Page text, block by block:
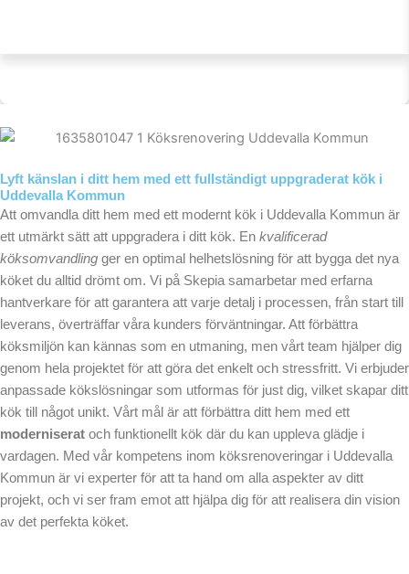
Lyft känslan i ditt hem med ett fullständigt uppgraderat kök i
Uddevalla Kommun
Att omvandla ditt hem med ett modernt kök i Uddevalla Kommun är
ett utmärkt sätt att uppgradera i ditt kök. En kvalificerad
köksomvandling ger en optimal helhetslösning för att bygga det nya
köket du alltid drömt om. Vi på Skepia samarbetar med erfarna
hantverkare för att garantera att varje detalj i processen, från start till
leverans, överträffar våra kunders förväntningar. Att förbättra
köksmiljön kan kännas som en utmaning, men vårt team hjälper dig
genom hela projektet för att göra det enkelt och stressfritt. Vi erbjuder
anpassade kökslösningar som utformas för just dig, vilket skapar ditt
kök till något unikt. Vårt mål är att förbättra ditt hem med ett
moderniserat och funktionellt kök där du kan uppleva glädje i
vardagen. Med vår kompetens inom köksrenoveringar i Uddevalla
Kommun är vi experter för att ta hand om alla aspekter av ditt
projekt, och vi ser fram emot att hjälpa dig för att realisera din vision
av det perfekta köket.